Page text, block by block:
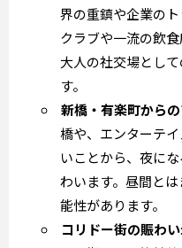
界の重鎮や企業の
クラブや一流の飲
大人の社交場とし
す。
新橋・有楽町から
橋や、エンターテ
いことから、夜に
わいます。昼間と
能性があります。
コリドー街の賑わい